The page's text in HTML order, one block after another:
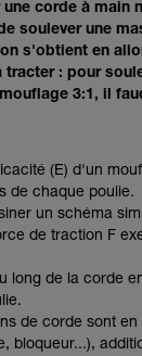
corde à main
soulever une
s'obtient en
tracter : pour
3:1, il
(E) d'un
de chaque poulie.
un schéma
de traction F
long de la corde
de corde sont
bloqueur...),